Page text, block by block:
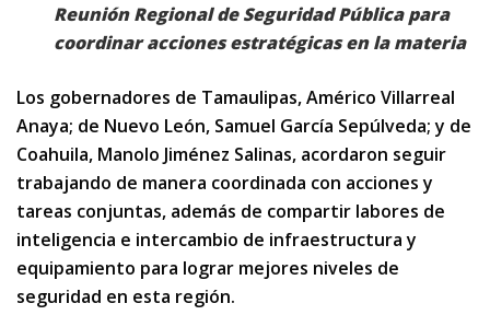
Reunión Regional de Seguridad Pública para
coordinar acciones estratégicas en la materia
Los gobernadores de Tamaulipas, Américo Villarreal
Anaya; de Nuevo León, Samuel García Sepúlveda; y de
Coahuila, Manolo Jiménez Salinas, acordaron seguir
trabajando de manera coordinada con acciones y
tareas conjuntas, además de compartir labores de
inteligencia e intercambio de infraestructura y
equipamiento para lograr mejores niveles de
seguridad en esta región.